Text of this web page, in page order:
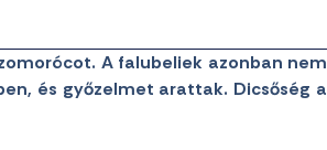
A falubeliek azonban nem
és győzelmet arattak. Dicsőség a